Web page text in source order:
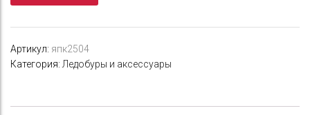
Артикул: япк2504
Категория: Ледобуры и аксессуары